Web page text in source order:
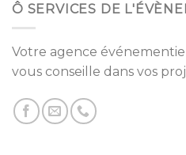
Ô SERVICES DE
Votre agence
vous conseille dans vos